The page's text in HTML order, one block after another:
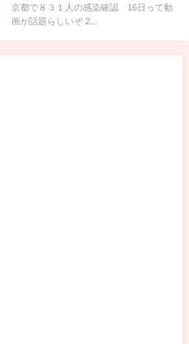
京都で８３１人の感染確認 16日って動
画が話題らしいぞ 2...